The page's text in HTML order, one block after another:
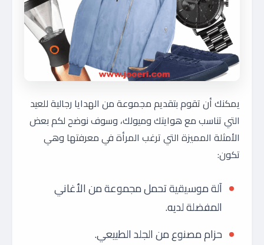
يمكنك أن تقوم بتقديم مجموعة من الهدايا رجالية للعيد
التي تناسب مع هوايتك وميولك، وسوف نوضح لكم بعض
الأمثلة المميزة التي ترغب المرأة في معرفتها وهي
تكون:
آلة موسيقية تحمل مجموعة من الأغاني
المفضلة لديه.
حزام مصنوع من الجلد الطبيعي.